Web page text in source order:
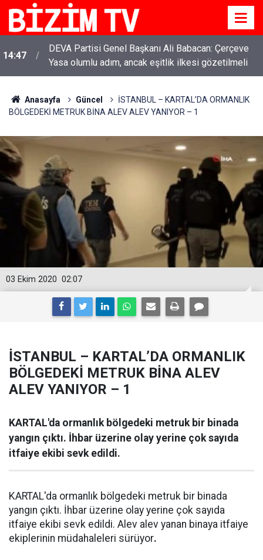
14:47
DEVA Partisi Genel Başkanı Ali Babacan: Çerçeve
Yasa olumlu adım, ancak eşitlik ilkesi gözetilmeli
Anasayfa Güncel
İSTANBUL – KARTAL’DA ORMANLIK
BÖLGEDEKİ METRUK BİNA ALEV ALEV YANIYOR – 1
02:07
03 Ekim 2020
İSTANBUL – KARTAL’DA ORMANLIK
BÖLGEDEKİ METRUK BİNA ALEV
ALEV YANIYOR – 1
KARTAL'da ormanlık bölgedeki metruk bir binada
yangın çıktı. İhbar üzerine olay yerine çok sayıda
itfaiye ekibi sevk edildi.
KARTAL'da ormanlık bölgedeki metruk bir binada
yangın çıktı. İhbar üzerine olay yerine çok sayıda
itfaiye ekibi sevk edildi. Alev alev yanan binaya itfaiye
ekiplerinin müdahaleleri sürüyor.